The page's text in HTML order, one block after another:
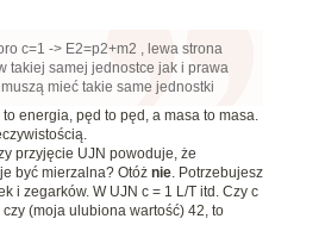
c=1 -> E2=p2+m2 , lewa strona
takiej samej jednostce jak i prawa
mieć takie same jednostki
energia, pęd to pęd, a masa to masa.
przyjęcie UJN powoduje, że
być mierzalna? Otóż nie . Potrzebujesz
i zegarków. W UJN c = 1 L/T itd. Czy c
(moja ulubiona wartość) 42, to